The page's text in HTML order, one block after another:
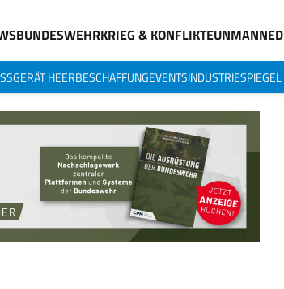
BUNDESWEHRKRIEG & KONFLIKTEUNMANNED
HEERBESCHAFFUNGEVENTSINDUSTRIESPIEGEL